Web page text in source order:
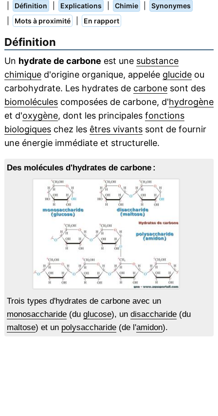
Définition Explications Chimie Synonymes
Mots à proximité En rapport
Définition
Un hydrate de carbone est une substance
chimiqued'origine organique, appelée glucideou
carbohydrate. Les hydrates de carbonesont des
biomoléculescomposées de carbone, d'hydrogène
et d'oxygène, dont les principales fonctions
biologiqueschez les êtres vivantssont de fournir
une énergie immédiate et structurelle.
Des molécules d'hydrates de carbone :
Trois types d'hydrates de carbone avec un
monosaccharide(du glucose), un disaccharide(du
maltose) et un polysaccharide(de l'amidon).